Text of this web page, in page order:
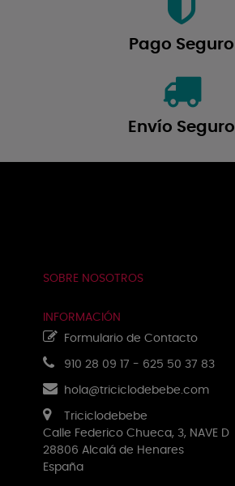
Pago Seguro
Envío Seguro
SOBRE NOSOTROS
INFORMACIÓN
Formulario de Contacto
910 28 09 17 - 625 50 37 83
hola@triciclodebebe.com
Triciclodebebe
Calle Federico Chueca, 3, NAVE D
28806 Alcalá de Henares
España